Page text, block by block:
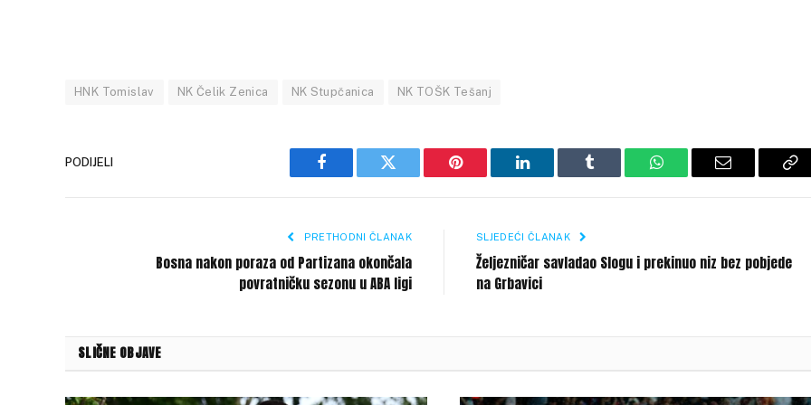
HNK Tomislav NK Čelik Zenica NK Stupčanica NK TOŠK Tešanj
PODIJELI
Facebook Twitter Pinterest LinkedIn Tumblr WhatsAppEmail
PRETHODNI ČLANAK
Bosna nakon poraza od Partizana okončala
povratničku sezonu u ABA ligi
SLJEDEĆI ČLANAK
Željezničar savladao Slogu i prekinuo niz bez pobjede
na Grbavici
SLIČNE OBJAVE